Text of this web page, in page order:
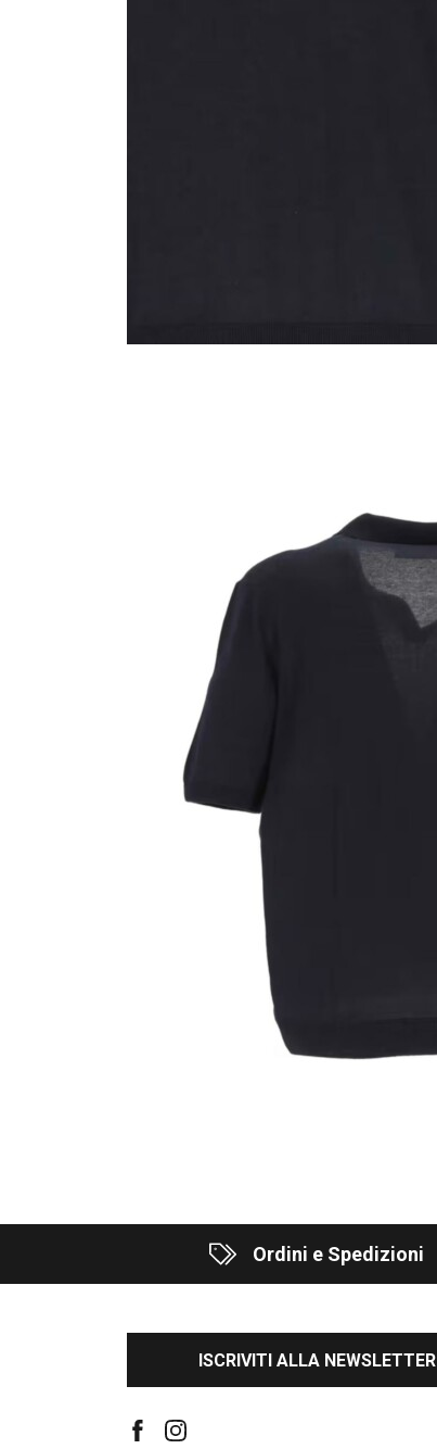
Ordini e Spedizioni
ISCRIVITI ALLA NEWSLETTER